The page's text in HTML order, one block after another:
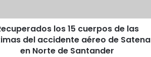
los 15 cuerpos de las
del accidente aéreo de Satena
en Norte de Santander